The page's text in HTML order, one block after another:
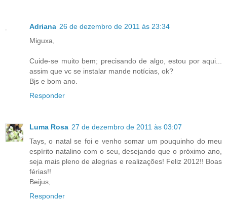
Adriana 26 de dezembro de 2011 às 23:34
Miguxa,
Cuide-se muito bem; precisando de algo, estou por aqui...
assim que vc se instalar mande notícias, ok?
Bjs e bom ano.
Responder
Luma Rosa 27 de dezembro de 2011 às 03:07
Tays, o natal se foi e venho somar um pouquinho do meu
espírito natalino com o seu, desejando que o próximo ano,
seja mais pleno de alegrias e realizações! Feliz 2012!! Boas
férias!!
Beijus,
Responder